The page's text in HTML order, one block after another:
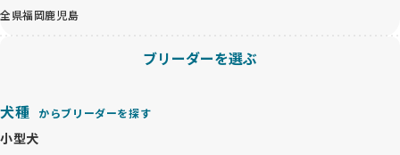
全県福岡鹿児島
ブリーダーを選ぶ
犬種 からブリーダーを探す
小型犬